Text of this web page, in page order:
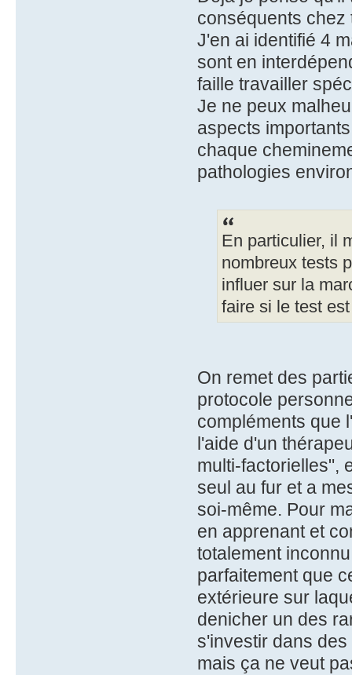
conséquents chez
J'en ai identifié 4
sont en
faille travailler
Je ne peux
aspects
chaque
pathologies
En particulier, il
nombreux tests
influer sur la
faire si le test
On remet des
protocole
compléments que
l'aide d'un
multi-factorielles",
seul au fur et a
soi-même. Pour
en apprenant et
totalement
parfaitement que
extérieure sur
denicher un des
s'investir dans
mais ça ne veut